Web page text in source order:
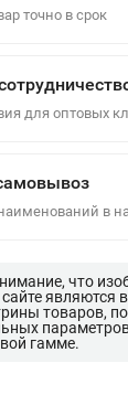
точно в срок
для оптовых
в
что
являются
товаров,
гамме.